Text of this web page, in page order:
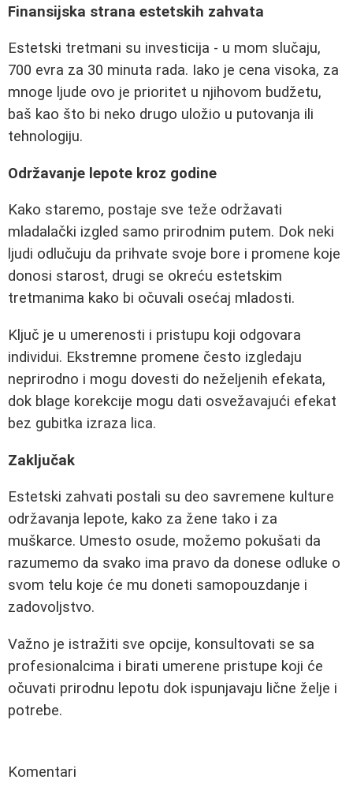
Finansijska strana estetskih zahvata
Estetski tretmani su investicija - u mom slučaju,
700 evra za 30 minuta rada. Iako je cena visoka, za
mnoge ljude ovo je prioritet u njihovom budžetu,
baš kao što bi neko drugo uložio u putovanja ili
tehnologiju.
Održavanje lepote kroz godine
Kako staremo, postaje sve teže održavati
mladalački izgled samo prirodnim putem. Dok neki
ljudi odlučuju da prihvate svoje bore i promene koje
donosi starost, drugi se okreću estetskim
tretmanima kako bi očuvali osećaj mladosti.
Ključ je u umerenosti i pristupu koji odgovara
individui. Ekstremne promene često izgledaju
neprirodno i mogu dovesti do neželjenih efekata,
dok blage korekcije mogu dati osvežavajući efekat
bez gubitka izraza lica.
Zaključak
Estetski zahvati postali su deo savremene kulture
održavanja lepote, kako za žene tako i za
muškarce. Umesto osude, možemo pokušati da
razumemo da svako ima pravo da donese odluke o
svom telu koje će mu doneti samopouzdanje i
zadovoljstvo.
Važno je istražiti sve opcije, konsultovati se sa
profesionalcima i birati umerene pristupe koji će
očuvati prirodnu lepotu dok ispunjavaju lične želje i
potrebe.
Komentari